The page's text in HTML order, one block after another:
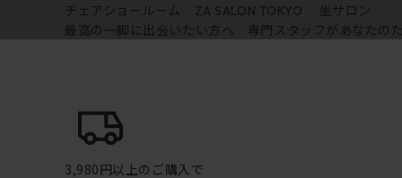
チェアショールーム ZA SALON TOKYO
坐サロン
最高の一脚に出会いたい方へ 専門スタッフがあなたの
3,980円以上のご購入で